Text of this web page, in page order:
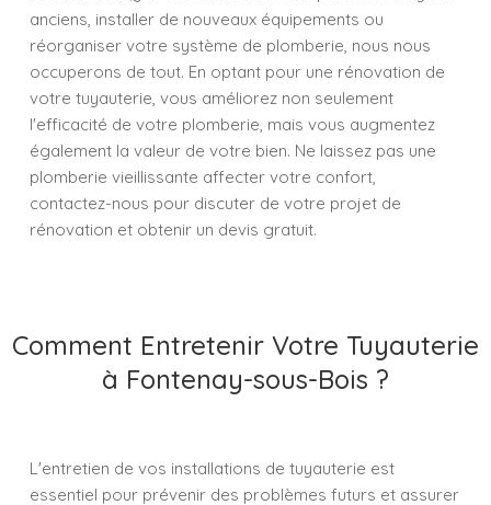
anciens, installer de nouveaux équipements ou
réorganiser votre système de plomberie, nous nous
occuperons de tout. En optant pour une rénovation de
votre tuyauterie, vous améliorez non seulement
l'efficacité de votre plomberie, mais vous augmentez
également la valeur de votre bien. Ne laissez pas une
plomberie vieillissante affecter votre confort,
contactez-nous pour discuter de votre projet de
rénovation et obtenir un devis gratuit.
Comment Entretenir Votre Tuyauterie
à Fontenay-sous-Bois ?
L'entretien de vos installations de tuyauterie est
essentiel pour prévenir des problèmes futurs et assurer